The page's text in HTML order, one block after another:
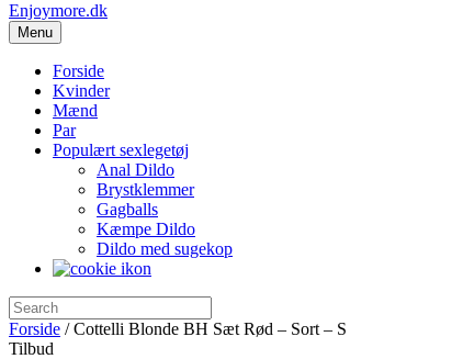
Enjoymore.dk
Menu
Forside
Kvinder
Mænd
Par
Populært sexlegetøj
Anal Dildo
Brystklemmer
Gagballs
Kæmpe Dildo
Dildo med sugekop
Forside / Cottelli Blonde BH Sæt Rød – Sort – S
Tilbud